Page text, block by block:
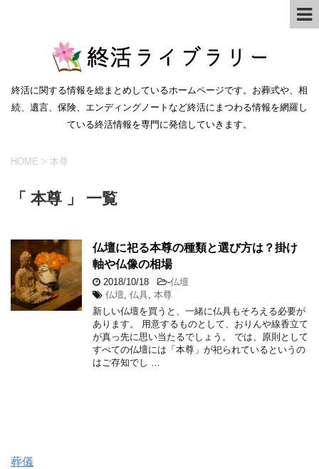
終活に関する情報を総まとめしているホームページです。お葬式や、相
続、遺言、保険、エンディングノートなど終活にまつわる情報を網羅し
ている終活情報を専門に発信していきます。
HOME > 本尊
「 本尊 」 一覧
仏壇に祀る本尊の種類と選び方は？掛け
軸や仏像の相場
2018/10/18 -仏壇
仏壇 仏具 本尊
新しい仏壇を買うと、一緒に仏具もそろえる必要が
あります。 用意するものとして、おりんや線香立て
が真っ先に思い当たるでしょう。 では、原則として
すべての仏壇には「本尊」が祀られているというの
はご存知でし …
葬儀